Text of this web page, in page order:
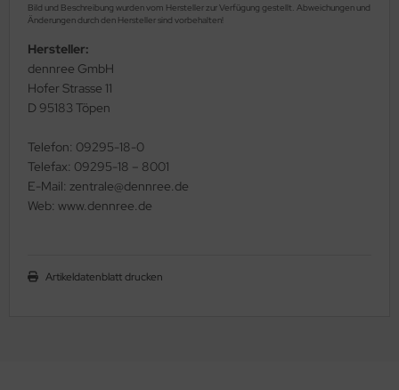
Bild und Beschreibung wurden vom Hersteller zur Verfügung gestellt. Abweichungen und
Änderungen durch den Hersteller sind vorbehalten!
Hersteller:
dennree GmbH
Hofer Strasse 11
D 95183 Töpen
Telefon: 09295-18-0
Telefax: 09295-18 – 8001
E-Mail: zentrale@dennree.de
Web: www.dennree.de
Artikeldatenblatt drucken